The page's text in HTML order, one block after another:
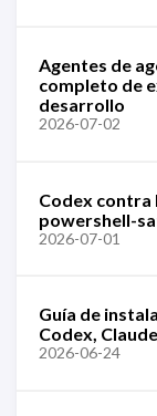
Agentes de
completo de
desarrollo
2026-07-02
Codex contra
powershell-
2026-07-01
Guía de
Codex,
2026-06-24